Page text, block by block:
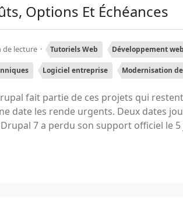
Options Et Échéances
de lecture Tutoriels Web Développement web
Logiciel entreprise Modernisation
fait partie de ces projets qui
date les rende urgents. Deux dates
7 a perdu son support officiel le